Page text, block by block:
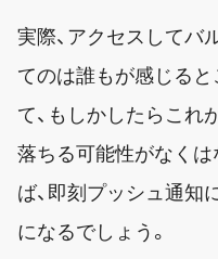
実際、アクセスしてバ
てのは誰もが感じる
て、もしかしたらこ
落ちる可能性がなく
ば、即刻プッシュ通知
になるでしょう。